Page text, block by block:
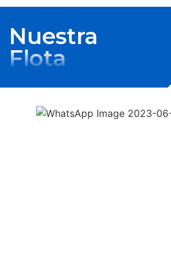
Nuestra
Flota